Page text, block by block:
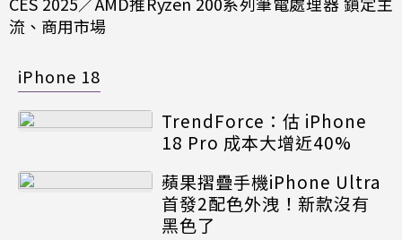
流、商用市場
iPhone 18
TrendForce：估 iPhone
18 Pro 成本大增近40%
蘋果摺疊手機iPhone Ultra
首發2配色外洩！新款沒有
黑色了